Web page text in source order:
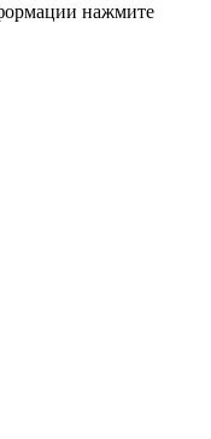
нажмите